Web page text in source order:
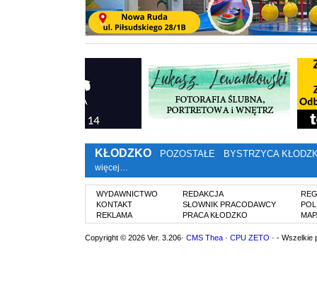
KŁODZKO POZOSTAŁE BYSTRZYCA
więcej…
WYDAWNICTWO
KONTAKT
REKLAMA
REDAKCJA
SŁOWNIK PRACODAWCY
PRACA KŁODZKO
Copyright © 2026 Ver. 3.206· CMS Thea · CPU ZETO · - Wszelkie